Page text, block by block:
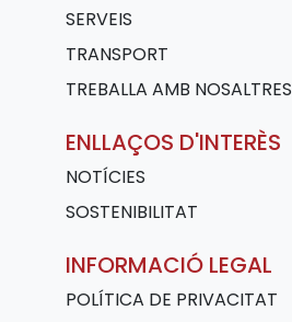
SERVEIS
TRANSPORT
TREBALLA AMB NOSALTRES
ENLLAÇOS D'INTERÈS
NOTÍCIES
SOSTENIBILITAT
INFORMACIÓ LEGAL
POLÍTICA DE PRIVACITAT